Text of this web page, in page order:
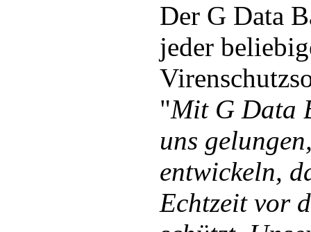
Der G Data
jeder
"Mit G Data
uns
entwickeln,
Echtzeit vor